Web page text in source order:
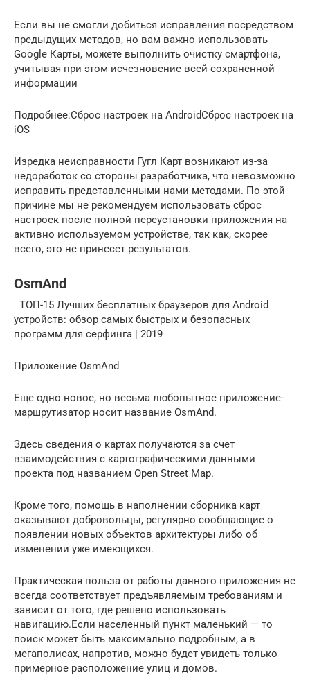
Если вы не смогли добиться исправления посредством
предыдущих методов, но вам важно использовать
Google Карты, можете выполнить очистку смартфона,
учитывая при этом исчезновение всей сохраненной
информации
Подробнее:Сброс настроек на AndroidСброс настроек на
iOS
Изредка неисправности Гугл Карт возникают из-за
недоработок со стороны разработчика, что невозможно
исправить представленными нами методами. По этой
причине мы не рекомендуем использовать сброс
настроек после полной переустановки приложения на
активно используемом устройстве, так как, скорее
всего, это не принесет результатов.
OsmAnd
ТОП-15 Лучших бесплатных браузеров для Android
устройств: обзор самых быстрых и безопасных
программ для серфинга | 2019
Приложение OsmAnd
Еще одно новое, но весьма любопытное приложение-
маршрутизатор носит название OsmAnd.
Здесь сведения о картах получаются за счет
взаимодействия с картографическими данными
проекта под названием Open Street Map.
Кроме того, помощь в наполнении сборника карт
оказывают добровольцы, регулярно сообщающие о
появлении новых объектов архитектуры либо об
изменении уже имеющихся.
Практическая польза от работы данного приложения не
всегда соответствует предъявляемым требованиям и
зависит от того, где решено использовать
навигацию.Если населенный пункт маленький — то
поиск может быть максимально подробным, а в
мегаполисах, напротив, можно будет увидеть только
примерное расположение улиц и домов.